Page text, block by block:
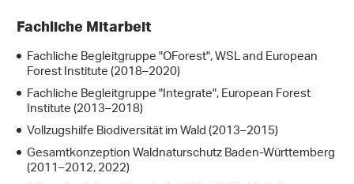
Fachliche Mitarbeit
Fachliche Begleitgruppe "OForest", WSL and European
Forest Institute (2018–2020)
Fachliche Begleitgruppe "Integrate", European Forest
Institute (2013–2018)
Vollzugshilfe Biodiversität im Wald (2013–2015)
Gesamtkonzeption Waldnaturschutz Baden-Württemberg
(2011–2012, 2022)